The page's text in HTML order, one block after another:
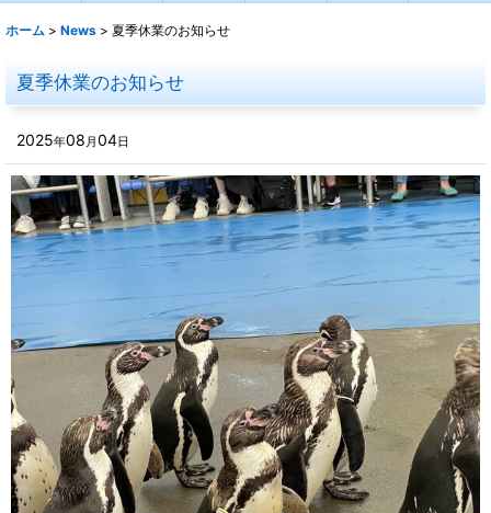
ホーム > News > 夏季休業のお知らせ
夏季休業のお知らせ
2025年08 月04日